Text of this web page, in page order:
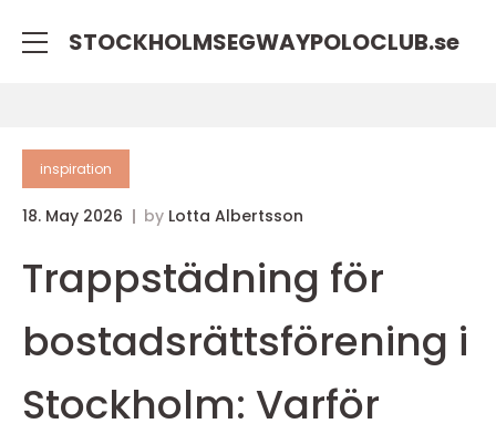
STOCKHOLMSEGWAYPOLOCLUB.se
inspiration
18. May 2026 by Lotta Albertsson
Trappstädning för
bostadsrättsförening i
Stockholm: Varför